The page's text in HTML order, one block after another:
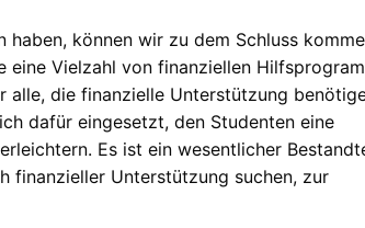
haben, können wir zu dem Schluss
Vielzahl von finanziellen
die finanzielle Unterstützung
dafür eingesetzt, den Studenten eine
Es ist ein wesentlicher
finanzieller Unterstützung suchen, zur